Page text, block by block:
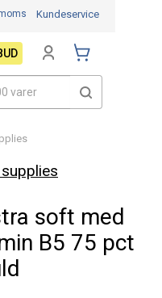
soft med
B5 75 pct
Kundeservice